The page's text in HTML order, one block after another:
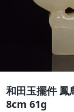
和田玉擺件 鳳
8cm 61g